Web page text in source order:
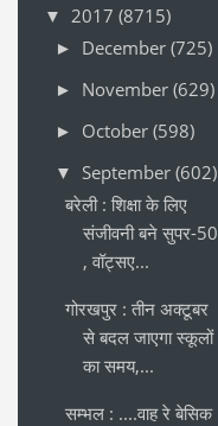
▼ 2017 (8715)
► December (725)
► November (629)
► October (598)
▼ September (602)
बरेली : शिक्षा के लिए
संजीवनी बने सुपर-50
, वॉट्सए...
गोरखपुर : तीन अक्टूबर
से बदल जाएगा स्कूलों
का समय,...
सम्भल : ....वाह रे बेसिक